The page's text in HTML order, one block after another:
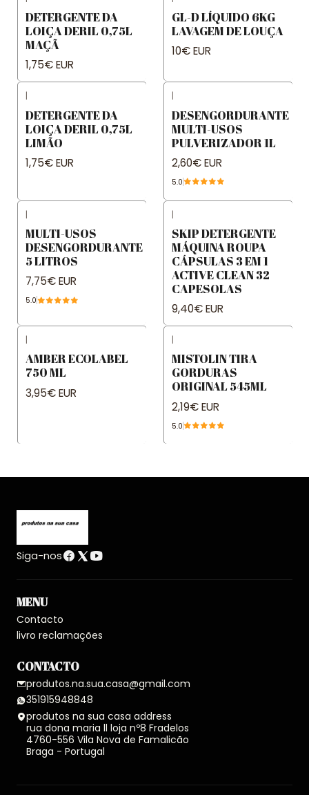
DETERGENTE DA
LOIÇA DERIL 0,75L
MAÇÃ
1,75€ EUR
GL-D LÍQUIDO 6KG
LAVAGEM DE LOUÇA
10€ EUR
|
DETERGENTE DA
LOIÇA DERIL 0,75L
LIMÃO
1,75€ EUR
|
DESENGORDURANTE
MULTI-USOS
PULVERIZADOR 1L
2,60€ EUR
5.0
|
MULTI-USOS
DESENGORDURANTE
5 LITROS
7,75€ EUR
5.0
|
SKIP DETERGENTE
MÁQUINA ROUPA
CÁPSULAS 3 EM 1
ACTIVE CLEAN 32
CAPESOLAS
9,40€ EUR
|
AMBER ECOLABEL
750 ML
3,95€ EUR
|
MISTOLIN TIRA
GORDURAS
ORIGINAL 545ML
2,19€ EUR
5.0
Siga-nos
MENU
Contacto
livro reclamações
CONTACTO
produtos.na.sua.casa@gmail.com
351915948848
produtos na sua casa address
rua dona maria ll loja nº8 Fradelos
4760-556 Vila Nova de Famalicão
Braga - Portugal